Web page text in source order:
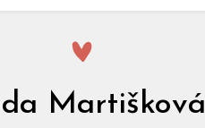
Martišková